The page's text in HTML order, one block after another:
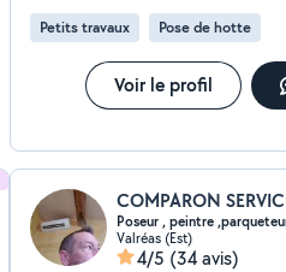
Petits travaux Pose de hotte
Voir le profil
Poseur , peintre
Valréas (Est)
4/5 (34 avis)